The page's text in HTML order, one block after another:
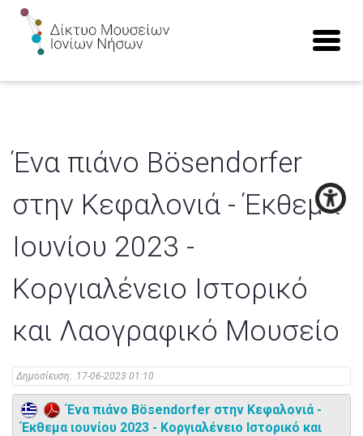
Ένα πιάνο Bösendorfer
στην Κεφαλονιά - Έκθεμα
Ιουνίου 2023 -
Κοργιαλένειο Ιστορικό
και Λαογραφικό Μουσείο
Δημοσίευση: 17-06-2023 01:10
Ένα πιάνο Bösendorfer στην Κεφαλονιά -
Έκθεμα ιουνίου 2023 - Κοργιαλένειο Ιστορικό και